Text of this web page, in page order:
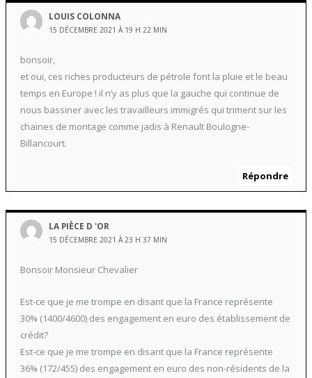
LOUIS COLONNA
15 DÉCEMBRE 2021 À 19 H 22 MIN
bonsoir,
et oui, ces riches producteurs de pétrole font la pluie et le beau
temps en Europe ! il n’y as plus que la gauche qui continue de
nous bassiner avec les travailleurs immigrés qui triment sur les
chaines de montage comme jadis à Renault Boulogne-
Billancourt.
Répondre
LA PIÈCE D 'OR
15 DÉCEMBRE 2021 À 23 H 37 MIN
Bonsoir Monsieur Chevalier
Est-ce que je me trompe en disant que la France représente
30% (1400/4600) des engagement en euro des établissement de
crédit?
Est-ce que je me trompe en disant que la France représente
36% (172/455) des engagement en euro des non-résidents de la